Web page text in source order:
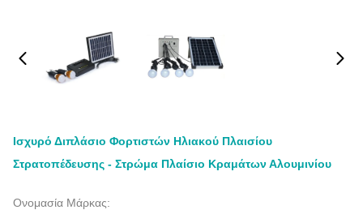
Ισχυρό Διπλάσιο Φορτιστών Ηλιακού Πλαισίου
Στρατοπέδευσης - Στρώμα Πλαίσιο Κραμάτων Αλουμινίου
Ονομασία Μάρκας: